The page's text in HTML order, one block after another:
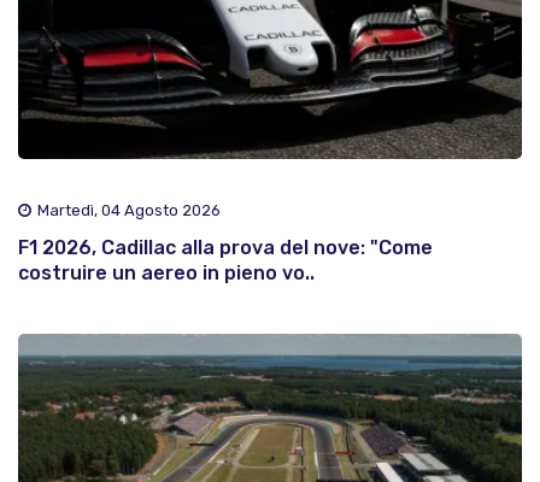
Martedì, 04 Agosto 2026
F1 2026, Cadillac alla prova del nove: "Come
costruire un aereo in pieno vo..